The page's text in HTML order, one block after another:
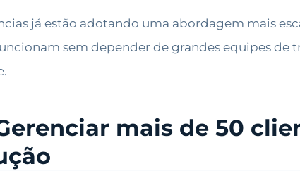
já estão adotando uma abordagem mais
sem depender de grandes equipes
mais de 50